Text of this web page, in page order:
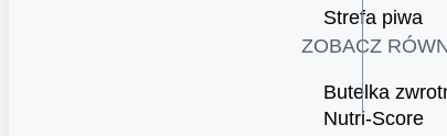
Strefa piwa
ZOBACZ
Butelka
Nutri-Score